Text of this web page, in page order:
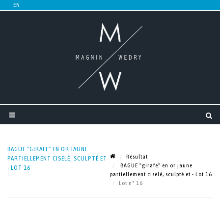
BAGUE "GIRAFE" EN OR JAUNE
PARTIELLEMENT CISELÉ, SCULPTÉ ET
- LOT 16
Résultat
BAGUE "girafe" en or jaune
partiellement ciselé, sculpté et - Lot 16
Lot n° 16